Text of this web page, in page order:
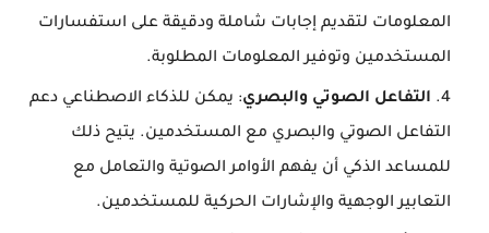
المعلومات لتقديم إجابات شاملة ودقيقة على استفسارات
المستخدمين وتوفير المعلومات المطلوبة.
التفاعل الصوتي والبصري: يمكن للذكاء الاصطناعي دعم
التفاعل الصوتي والبصري مع المستخدمين. يتيح ذلك
للمساعد الذكي أن يفهم الأوامر الصوتية والتعامل مع
التعابير الوجهية والإشارات الحركية للمستخدمين.